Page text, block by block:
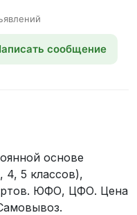
сообщение
основе
4, 5 классов),
ЮФО, ЦФО. Цена